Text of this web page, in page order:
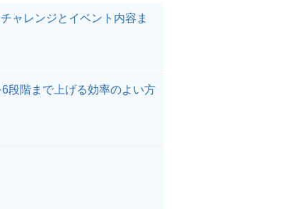
ャレンジとイベント内容ま
段階まで上げる効率のよい方